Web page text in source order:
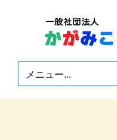
メニュー...